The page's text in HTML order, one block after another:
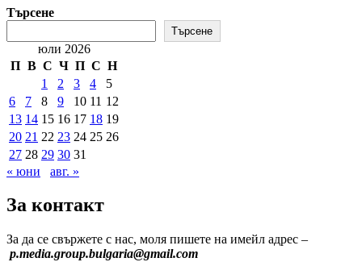
Търсене
Търсене
юли 2026
П В С Ч П С Н
1
2 3 4
5
6
7 8 9 10 11 12
13 14 15 16 17 18 19
20 21 22 23 24 25 26
27 28 29 30 31
« юни
авг. »
За контакт
За да се свържете с нас, моля пишете на имейл адрес –
p.media.group.bulgaria@gmail.com